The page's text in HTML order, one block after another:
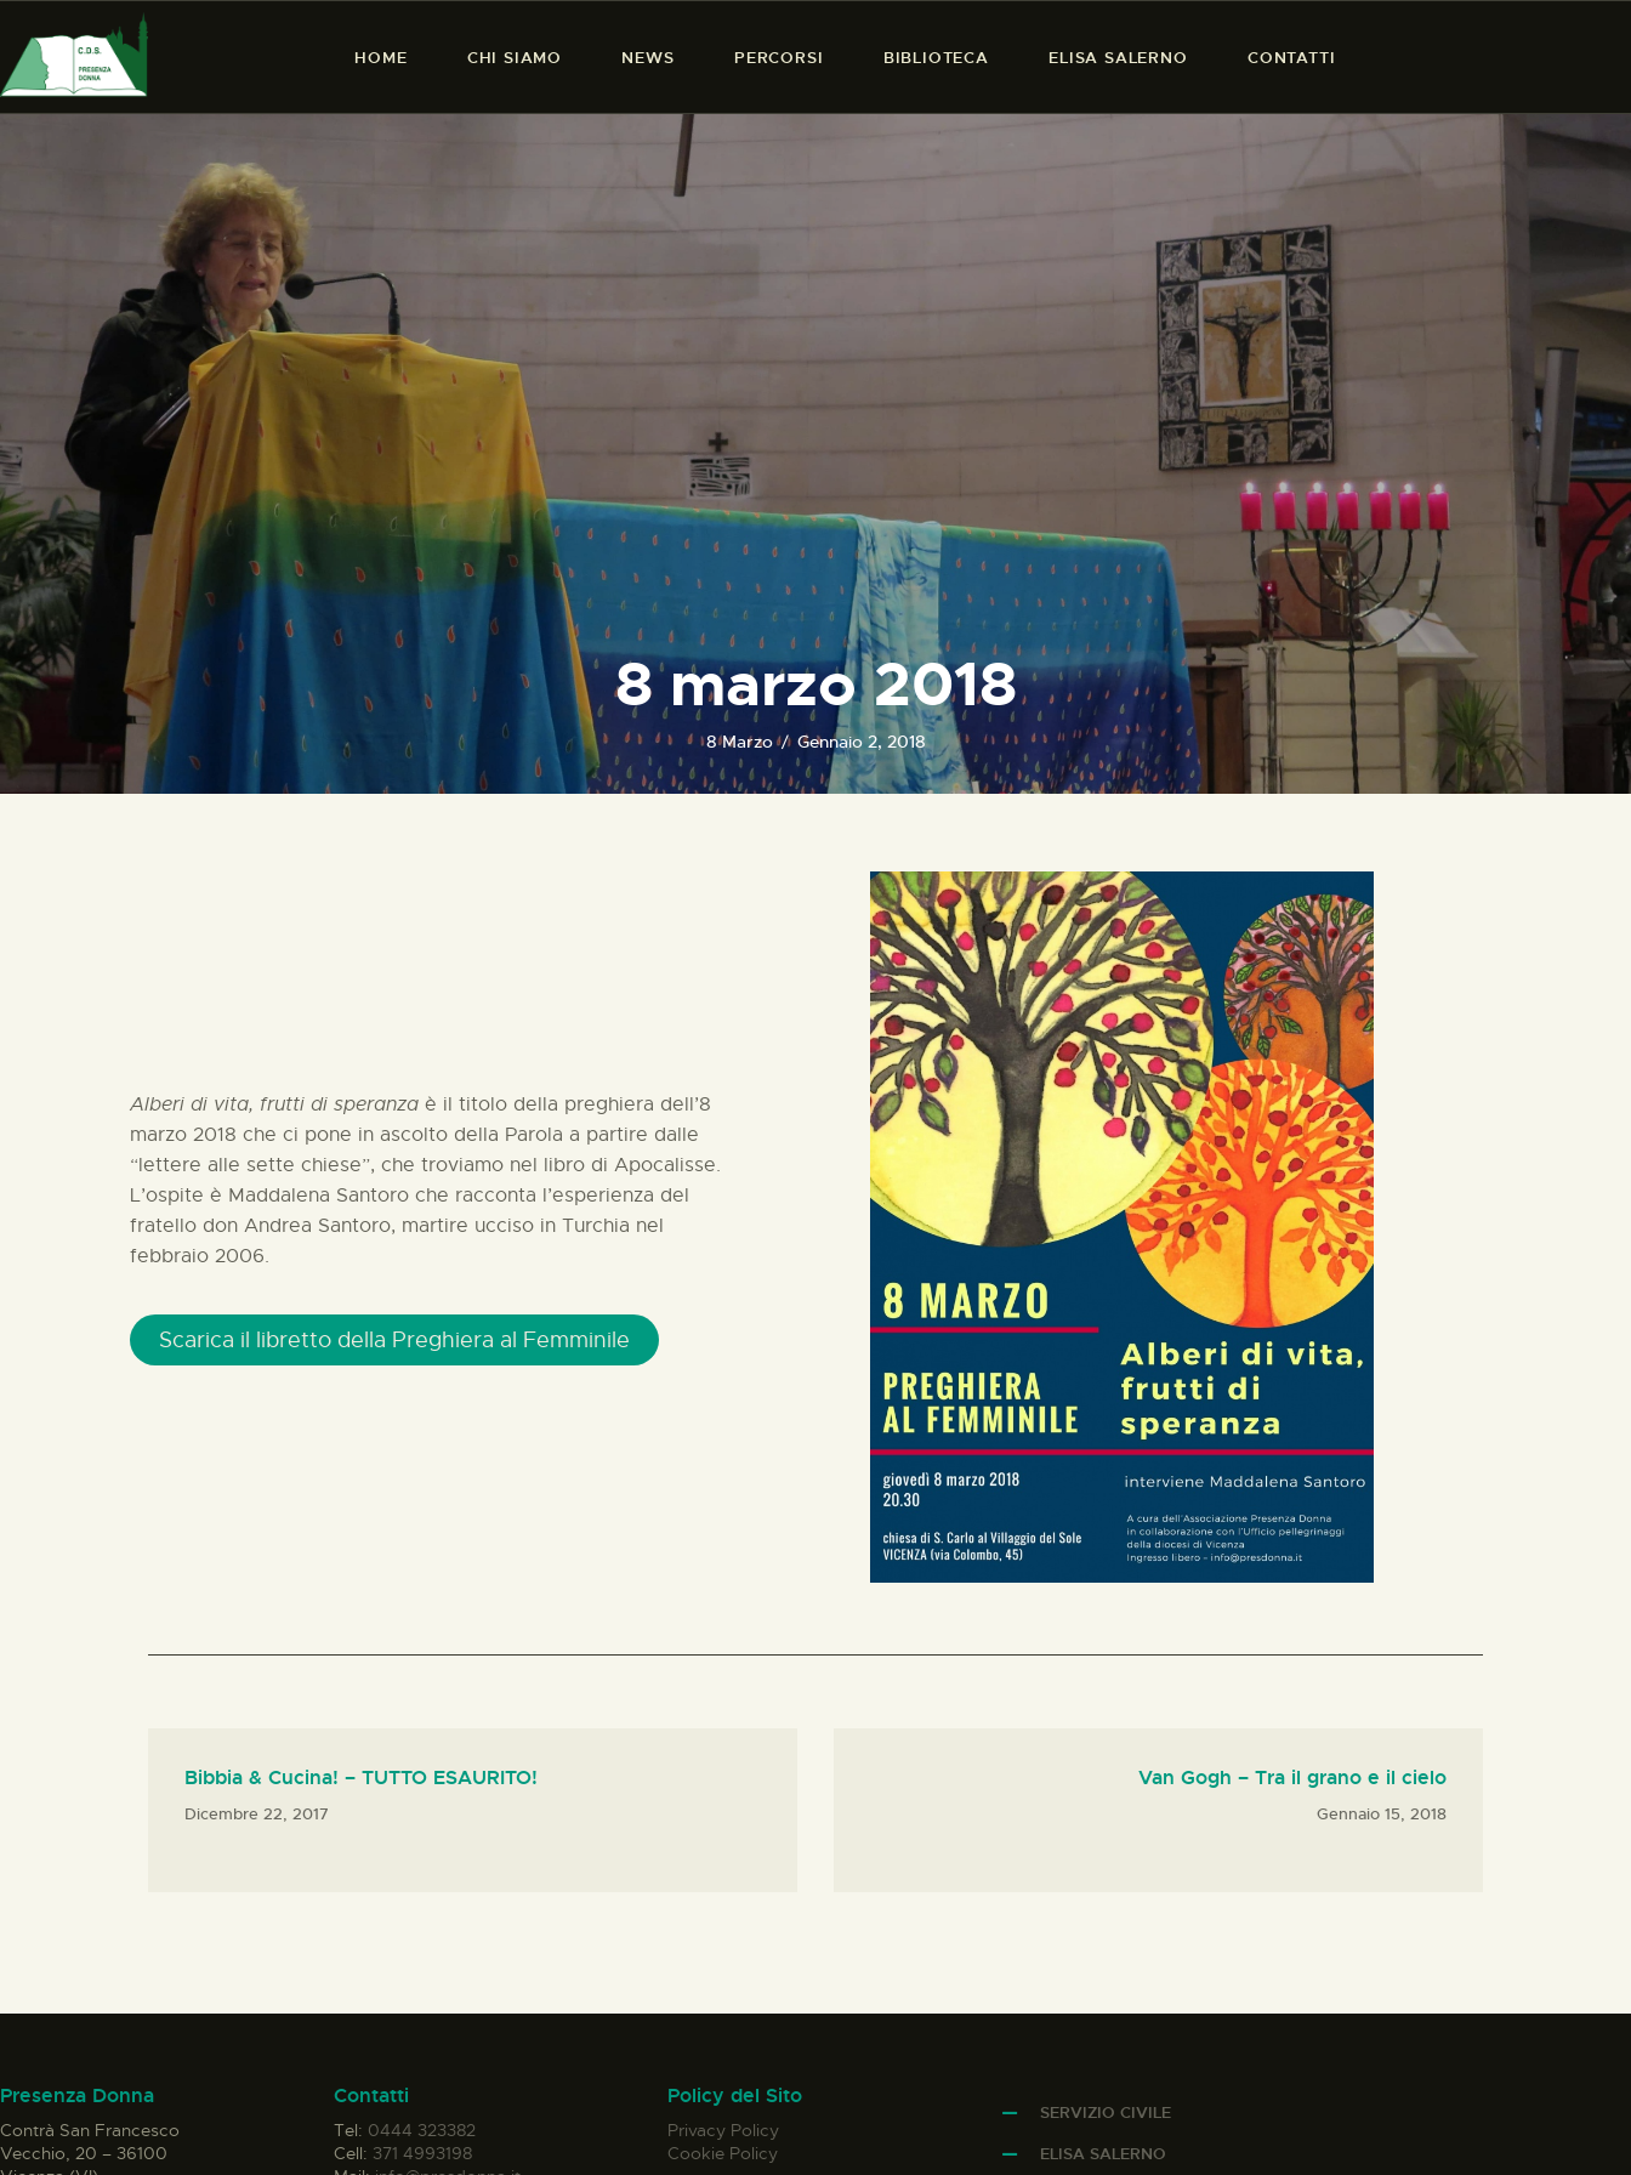
HOME CHI SIAMO NEWS PERCORSI BIBLIOTECA ELISA SALERNO CONTATTI
PRESENZA DONNA
PERCORSI
BIBLIOTECA
ELISA SALERNO
CONTATTI
8 marzo 2018
8 Marzo Gennaio 2, 2018
Alberi di vita, frutti di speranza è il titolo della preghiera dell’8
marzo 2018 che ci pone in ascolto della Parola a partire dalle
“lettere alle sette chiese”, che troviamo nel libro di Apocalisse.
L’ospite è Maddalena Santoro che racconta l’esperienza del
fratello don Andrea Santoro, martire ucciso in Turchia nel
febbraio 2006.
Scarica il libretto della Preghiera al Femminile
Bibbia & Cucina! – TUTTO ESAURITO!
Dicembre 22, 2017
Van Gogh – Tra il grano e il cielo
Gennaio 15, 2018
Presenza Donna
Contrà San Francesco
Vecchio, 20 – 36100
Contatti
Tel: 0444 323382
Cell: 371 4993198
Policy del Sito
Privacy Policy
Cookie Policy
SERVIZIO CIVILE
ELISA SALERNO